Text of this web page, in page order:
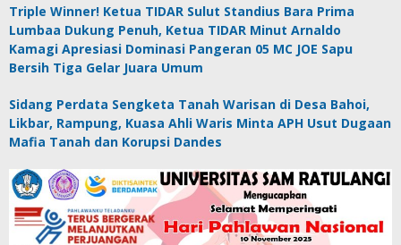
Triple Winner! Ketua TIDAR Sulut Standius Bara Prima
Lumbaa Dukung Penuh, Ketua TIDAR Minut Arnaldo
Kamagi Apresiasi Dominasi Pangeran 05 MC JOE Sapu
Bersih Tiga Gelar Juara Umum
Sidang Perdata Sengketa Tanah Warisan di Desa Bahoi,
Likbar, Rampung, Kuasa Ahli Waris Minta APH Usut Dugaan
Mafia Tanah dan Korupsi Dandes